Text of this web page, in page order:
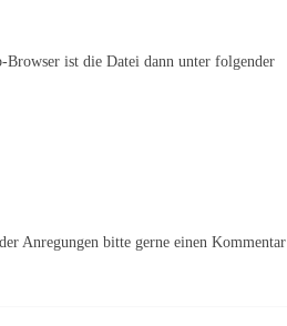
ist die Datei dann unter folgender
Anregungen bitte gerne einen Kommentar